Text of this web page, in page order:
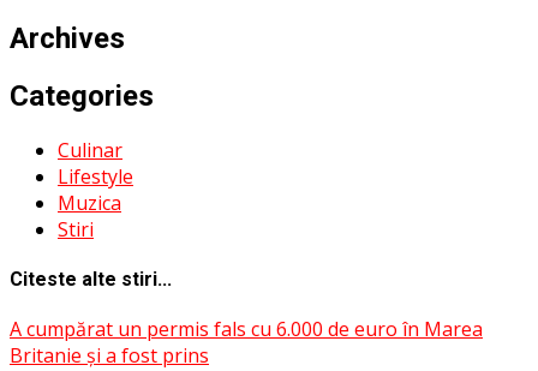
Archives
Categories
Culinar
Lifestyle
Muzica
Stiri
Citeste alte stiri...
A cumpărat un permis fals cu 6.000 de euro în Marea
Britanie și a fost prins